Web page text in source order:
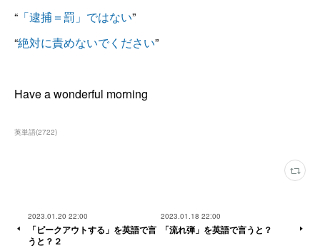
“ 「逮捕＝罰」ではない”
“絶対に責めないでください”
Have a wonderful morning
英単語(2722)
2023.01.20 22:00
「ピークアウトする」を英語で言
うと？２
2023.01.18 22:00
「流れ弾」を英語で言うと？